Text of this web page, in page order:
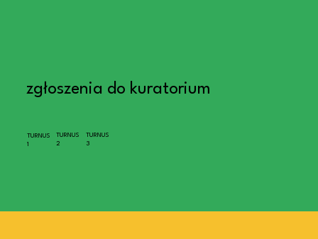
zgłoszenia do kuratorium
TURNUS
1
TURNUS
2
TURNUS
3